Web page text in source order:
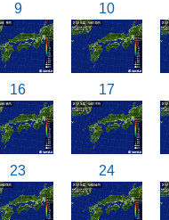
9 10
16 17
23 24